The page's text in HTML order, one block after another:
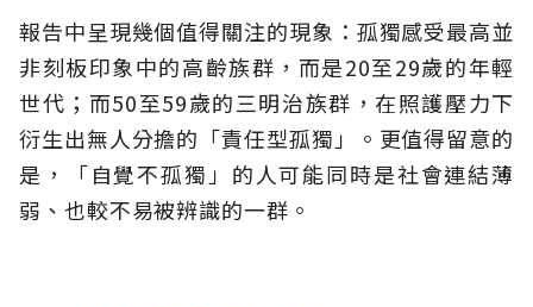
報告中呈現幾個值得關注的現象：孤獨感受最高並
非刻板印象中的高齡族群，而是20至29歲的年輕
世代；而50至59歲的三明治族群，在照護壓力下
衍生出無人分擔的「責任型孤獨」。更值得留意的
是，「自覺不孤獨」的人可能同時是社會連結薄
弱、也較不易被辨識的一群。